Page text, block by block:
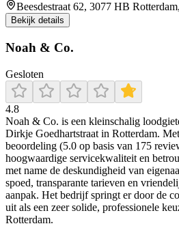
Beesdestraat 62, 3077 HB
Bekijk details
Noah & Co.
Gesloten
4.8
Noah & Co. is een kleinschalig
Dirkje Goedhartstraat in Rotterdam.
beoordeling (5.0 op basis van 175
hoogwaardige servicekwaliteit en
met name de deskundigheid van
spoed, transparante tarieven en
aanpak. Het bedrijf springt er door de
uit als een zeer solide, professionele
Rotterdam.